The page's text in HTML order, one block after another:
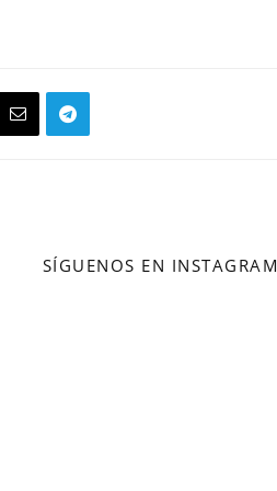
SÍGUENOS EN INSTAGRAM